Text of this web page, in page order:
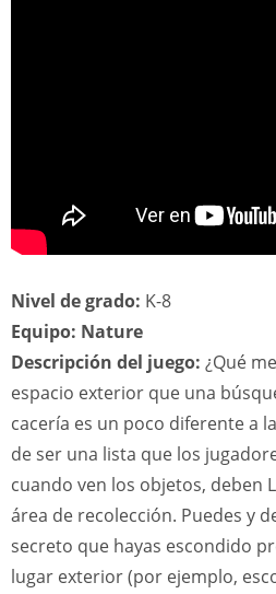
Nivel de grado: K-8
Equipo: Nature
Descripción del juego: ¿Qué
espacio exterior que una
cacería es un poco diferente a
de ser una lista que los
cuando ven los objetos, deben
área de recolección. Puedes y
secreto que hayas escondido
lugar exterior (por ejemplo,